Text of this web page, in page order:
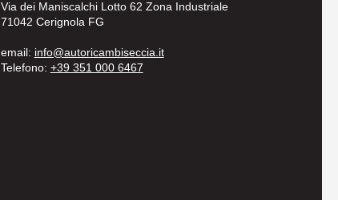
Via dei Maniscalchi Lotto 62 Zona Industriale
71042 Cerignola FG
email: info@autoricambiseccia.it
Telefono: +39 351 000 6467